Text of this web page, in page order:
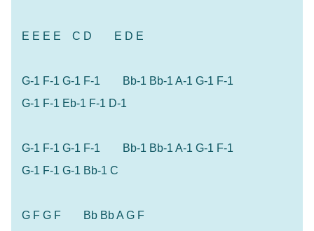
E E E E C D E D E
G-1 F-1 G-1 F-1 Bb-1 Bb-1 A-1 G-1 F-1
G-1 F-1 Eb-1 F-1 D-1
G-1 F-1 G-1 F-1 Bb-1 Bb-1 A-1 G-1 F-1
G-1 F-1 G-1 Bb-1 C
G F G F Bb Bb A G F